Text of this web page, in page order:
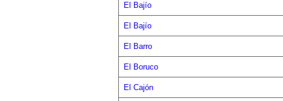
El Bajío
El Bajío
El Barro
El Boruco
El Cajón